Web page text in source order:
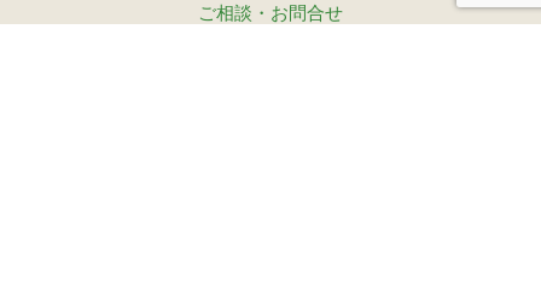
ご相談・お問合せ